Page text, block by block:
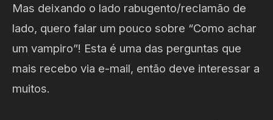
Mas deixando o lado rabugento/reclamão de
lado, quero falar um pouco sobre “Como achar
um vampiro”! Esta é uma das perguntas que
mais recebo via e-mail, então deve interessar a
muitos.